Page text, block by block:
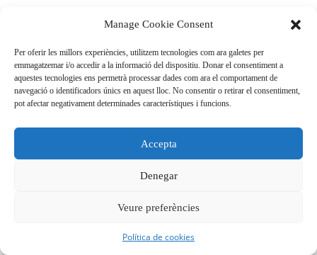
Manage Cookie Consent
Per oferir les millors experiències, utilitzem tecnologies com ara galetes per
emmagatzemar i/o accedir a la informació del dispositiu. Donar el consentiment a
aquestes tecnologies ens permetrà processar dades com ara el comportament de
navegació o identificadors únics en aquest lloc. No consentir o retirar el consentiment,
pot afectar negativament determinades característiques i funcions.
Accepta
Denegar
Veure preferències
Política de cookies